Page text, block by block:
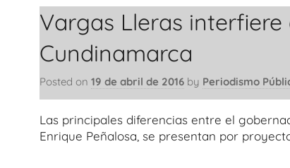
Bogotá
y
Cundinamarca
Vargas Lleras
Cundinamarca
Posted on 19 de abril de 2016 by Periodismo
Las principales diferencias entre el
Enrique Peñalosa, se presentan por